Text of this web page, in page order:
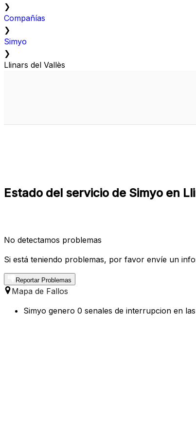
❯
Compañías
❯
Simyo
❯
Llinars del Vallès
Estado del servicio de Simyo en
No detectamos problemas
Si está teniendo problemas, por favor envíe un
Reportar Problemas
Mapa de Fallos
Simyo genero 0 senales de interrupcion en